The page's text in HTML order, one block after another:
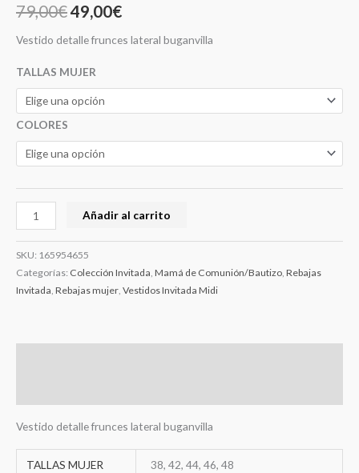
79,00€49,00€
Vestido detalle frunces lateral buganvilla
TALLAS MUJER
COLORES
Añadir al carrito
SKU: 165954655
Categorías: Colección Invitada Mamá de Comunión/Bautizo Rebajas
Invitada Rebajas mujer Vestidos Invitada Midi
Vestido detalle frunces lateral buganvilla
TALLAS MUJER 38, 42, 44, 46, 48